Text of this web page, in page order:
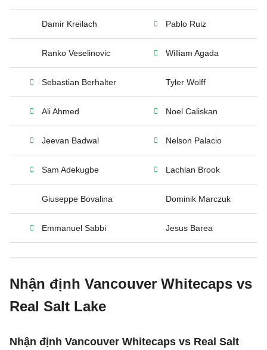
Damir Kreilach Pablo Ruiz
Ranko Veselinovic William Agada
Sebastian Berhalter Tyler Wolff
Ali Ahmed Noel Caliskan
Jeevan Badwal Nelson Palacio
Sam Adekugbe Lachlan Brook
Giuseppe Bovalina Dominik Marczuk
Emmanuel Sabbi Jesus Barea
Nhận định Vancouver Whitecaps vs
Real Salt Lake
Nhận định Vancouver Whitecaps vs Real Salt